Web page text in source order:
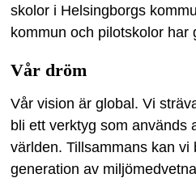
skolor i Helsingborgs
kommun och pilotskolor har
Vår dröm
Vår vision är global. Vi
bli ett verktyg som används
världen. Tillsammans kan vi
generation av